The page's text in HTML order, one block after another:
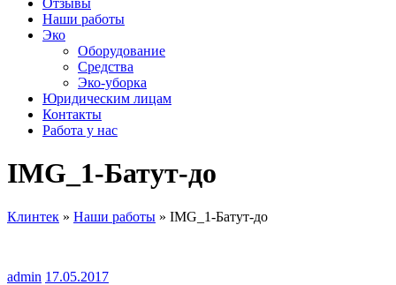
Отзывы
Наши работы
Эко
Оборудование
Средства
Эко-уборка
Юридическим лицам
Контакты
Работа у нас
IMG_1-Батут-до
Клинтек » Наши работы » IMG_1-Батут-до
admin 17.05.2017